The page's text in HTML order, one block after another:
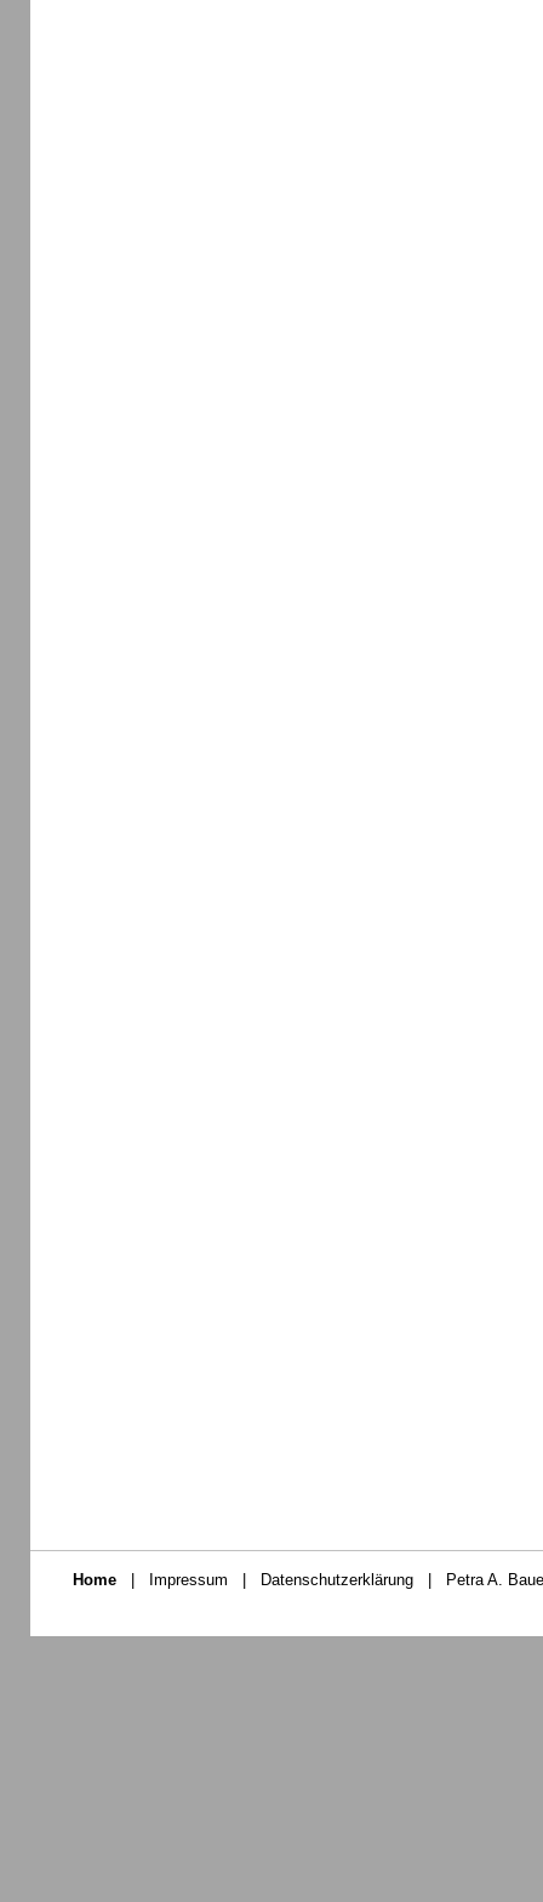
Home | Impressum | Datenschutzerklärung | Petra A.